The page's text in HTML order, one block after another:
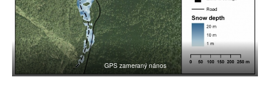
GPS zameraný nános